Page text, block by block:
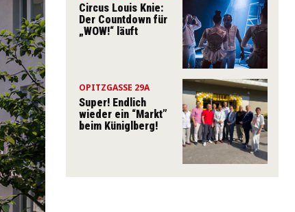
Circus Louis Knie:
Der Countdown für
„WOW!“ läuft
OPITZGASSE 29A
Super! Endlich
wieder ein “Markt”
beim Küniglberg!